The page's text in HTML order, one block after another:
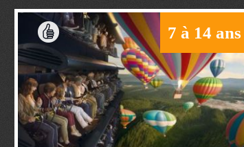
7 à 14 ans